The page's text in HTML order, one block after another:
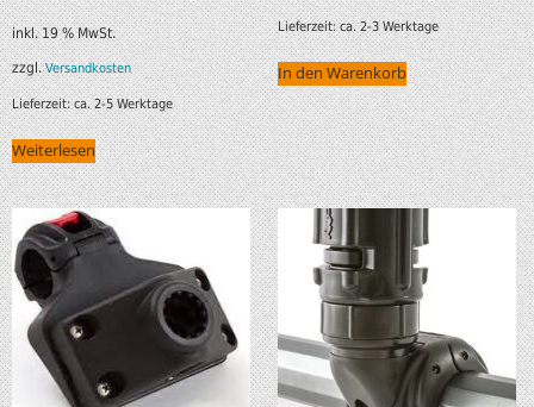
inkl. 19 % MwSt.
zzgl.Versandkosten
Lieferzeit:ca. 2-5 Werktage
Weiterlesen
Lieferzeit:ca. 2-3 Werktage
In den Warenkorb